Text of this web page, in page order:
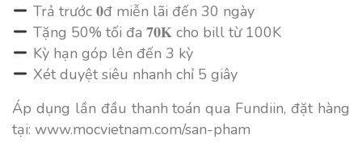
Trả trước 𝟎đ miễn lãi đến 30 ngày
Tặng 50% tối đa 𝟕𝟎𝐊 cho bill từ 100K
Kỳ hạn góp lên đến 3 kỳ
Xét duyệt siêu nhanh chỉ 5 giây
Áp dụng lần đầu thanh toán qua Fundiin, đặt hàng
tại: www.mocvietnam.com/san-pham